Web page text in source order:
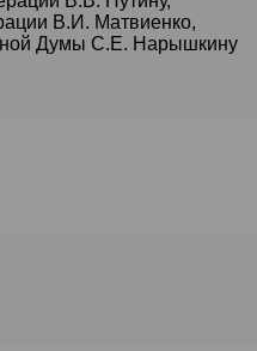
В.И. Матвиенко,
Думы С.Е. Нарышкину